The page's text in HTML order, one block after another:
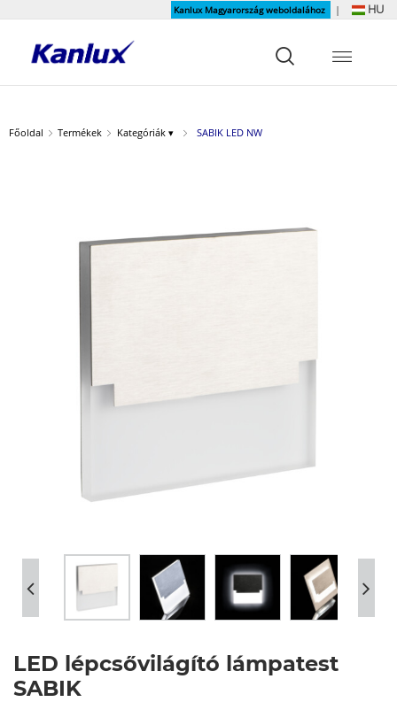
Kanlux Magyarország weboldalához | HU
główna
Főoldal Termékek Kategóriák ▾ SABIK LED NW
LED lépcsővilágító lámpatest
SABIK